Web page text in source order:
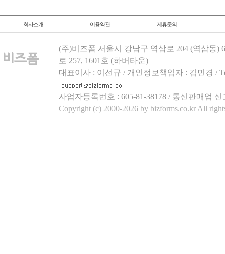
회사소개 이용약관 제휴문의
(주)비즈폼 서울시 강남구 역삼로 204 (역삼동)
로 257, 1601호 (하버타운)
대표이사 : 이선규 / 개인정보책임자 : 김민경 /
사업자등록번호 : 605-81-38178 / 통신판매업
Copyright (c) 2000-2026 by bizforms.co.kr All